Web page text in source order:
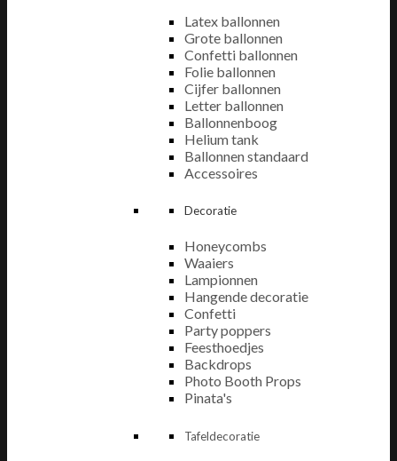
Latex ballonnen
Grote ballonnen
Confetti ballonnen
Folie ballonnen
Cijfer ballonnen
Letter ballonnen
Ballonnenboog
Helium tank
Ballonnen standaard
Accessoires
Decoratie
Honeycombs
Waaiers
Lampionnen
Hangende decoratie
Confetti
Party poppers
Feesthoedjes
Backdrops
Photo Booth Props
Pinata's
Tafeldecoratie